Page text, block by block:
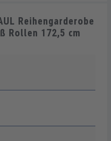
Reihengarderobe
Rollen 172,5 cm